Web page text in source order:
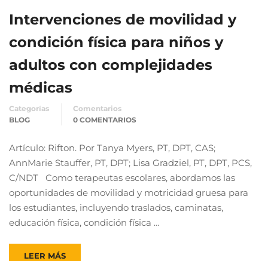
Intervenciones de movilidad y
condición física para niños y
adultos con complejidades
médicas
Categorías
BLOG
Comentarios
0 COMENTARIOS
Artículo: Rifton. Por Tanya Myers, PT, DPT, CAS;
AnnMarie Stauffer, PT, DPT; Lisa Gradziel, PT, DPT, PCS,
C/NDT Como terapeutas escolares, abordamos las
oportunidades de movilidad y motricidad gruesa para
los estudiantes, incluyendo traslados, caminatas,
educación física, condición física …
LEER MÁS